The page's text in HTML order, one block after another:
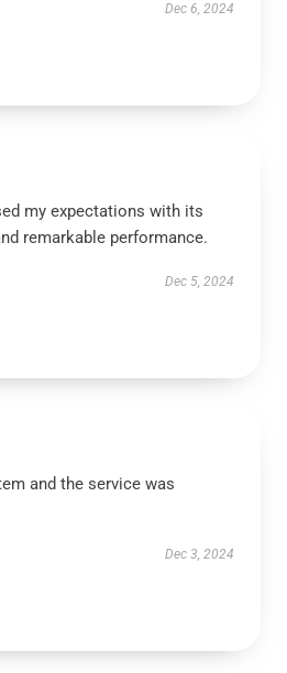
Dec 6, 2024
my expectations with its
remarkable performance.
Dec 5, 2024
and the service was
Dec 3, 2024